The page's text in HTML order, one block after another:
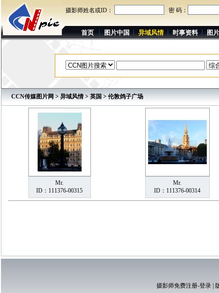
摄影师姓名或ID： 密 码：
首页 图片中国 异域风情 时事资料 图
CCN传媒图片网 > 异域风情> 英国 > 伦敦鸽子广场
Mr.
ID：111376-00315
Mr.
ID：111376-00314
摄影师免费注册-登录|